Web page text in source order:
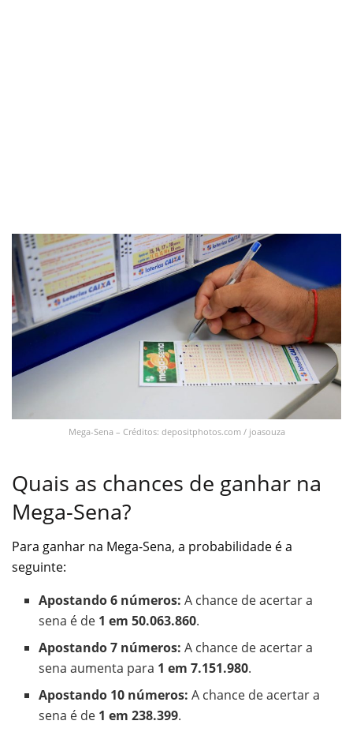
Mega-Sena – Créditos: depositphotos.com / joasouza
Quais as chances de ganhar na
Mega-Sena?
Para ganhar na Mega-Sena, a probabilidade é a
seguinte:
Apostando 6 números: A chance de acertar a
sena é de 1 em 50.063.860.
Apostando 7 números: A chance de acertar a
sena aumenta para 1 em 7.151.980.
Apostando 10 números: A chance de acertar a
sena é de 1 em 238.399.